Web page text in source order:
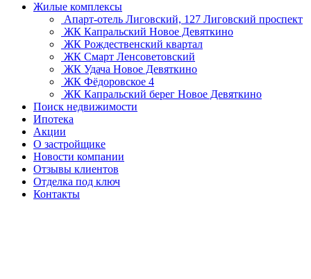
Жилые комплексы
Апарт-отель Лиговский, 127 Лиговский проспект
ЖК Капральский Новое Девяткино
ЖК Рождественский квартал
ЖК Смарт Ленсоветовский
ЖК Удача Новое Девяткино
ЖК Фёдоровское 4
ЖК Капральский берег Новое Девяткино
Поиск недвижимости
Ипотека
Акции
О застройщике
Новости компании
Отзывы клиентов
Отделка под ключ
Контакты